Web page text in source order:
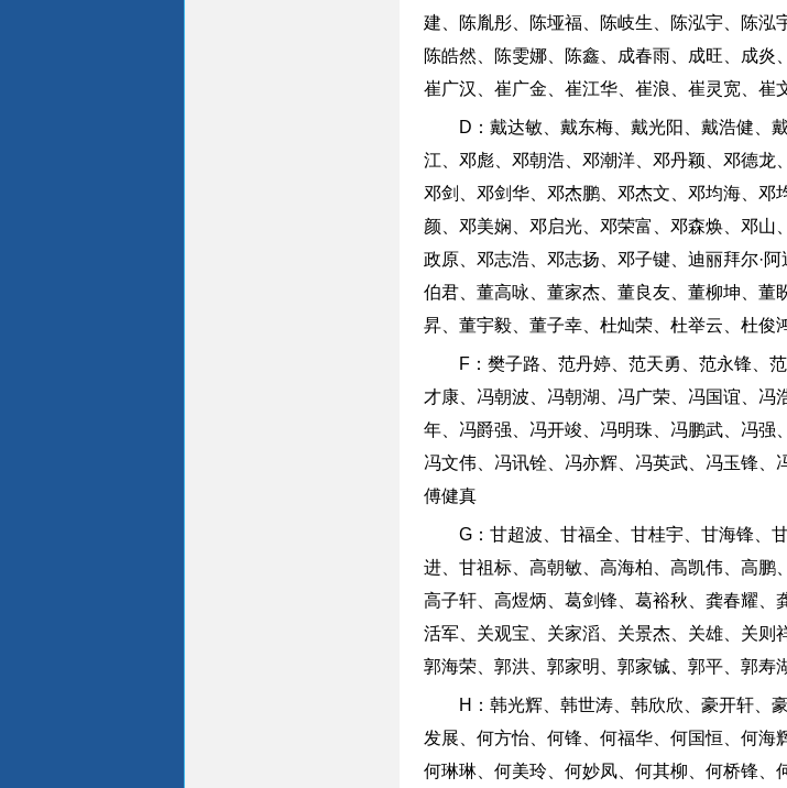
建、陈胤彤、陈垭福、陈岐生、陈泓宇、陈泓
陈皓然、陈雯娜、陈鑫、成春雨、成旺、成炎
崔广汉、崔广金、崔江华、崔浪、崔灵宽、
D：戴达敏、戴东梅、戴光阳、戴浩健、
江、邓彪、邓朝浩、邓潮洋、邓丹颖、邓德龙
邓剑、邓剑华、邓杰鹏、邓杰文、邓均海、邓
颜、邓美娴、邓启光、邓荣富、邓森焕、邓
政原、邓志浩、邓志扬、邓子键、迪丽拜尔·
伯君、董高咏、董家杰、董良友、董柳坤、
昇、董宇毅、董子幸、杜灿荣、杜举云、杜俊
F：樊子路、范丹婷、范天勇、范永锋、
才康、冯朝波、冯朝湖、冯广荣、冯国谊、
年、冯爵强、冯开竣、冯明珠、冯鹏武、冯强
冯文伟、冯讯铨、冯亦辉、冯英武、冯玉锋、
傅健真
G：甘超波、甘福全、甘桂宇、甘海锋、
进、甘祖标、高朝敏、高海柏、高凯伟、高鹏
高子轩、高煜炳、葛剑锋、葛裕秋、龚春耀
活军、关观宝、关家滔、关景杰、关雄、关则
郭海荣、郭洪、郭家明、郭家铖、郭平、郭
H：韩光辉、韩世涛、韩欣欣、豪开轩、
发展、何方怡、何锋、何福华、何国恒、何海
何琳琳、何美玲、何妙凤、何其柳、何桥锋